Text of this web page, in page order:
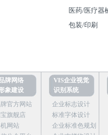
医药/医疗器
包装/印刷
牌网络
象建设
官方网站
旗舰店
网站
VIS企业视觉
识别系统
企业标志设计
标准字体设计
企业标准色规划